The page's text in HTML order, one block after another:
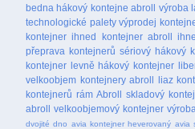
bedna hákový kontejne abroll výroba
technologické palety výprodej
kontejner ihned
kontejner abroll
přeprava kontejnerů sériový hákový
kontejner levně hákový kontejner
velkoobjem kontejnery abroll liaz
kontejnerů rám Abroll skladový
abroll velkoobjemový kontejner
dvojité dno avia kontejner heverovaný avia